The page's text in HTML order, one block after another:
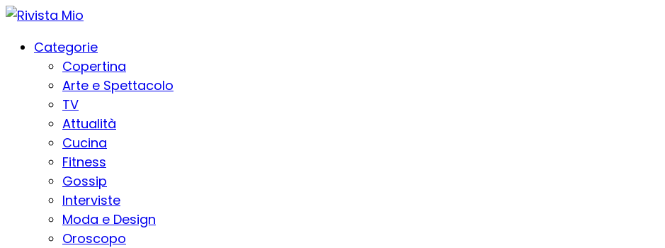
Categorie
Copertina
Arte e Spettacolo
TV
Attualità
Cucina
Fitness
Gossip
Interviste
Moda e Design
Oroscopo